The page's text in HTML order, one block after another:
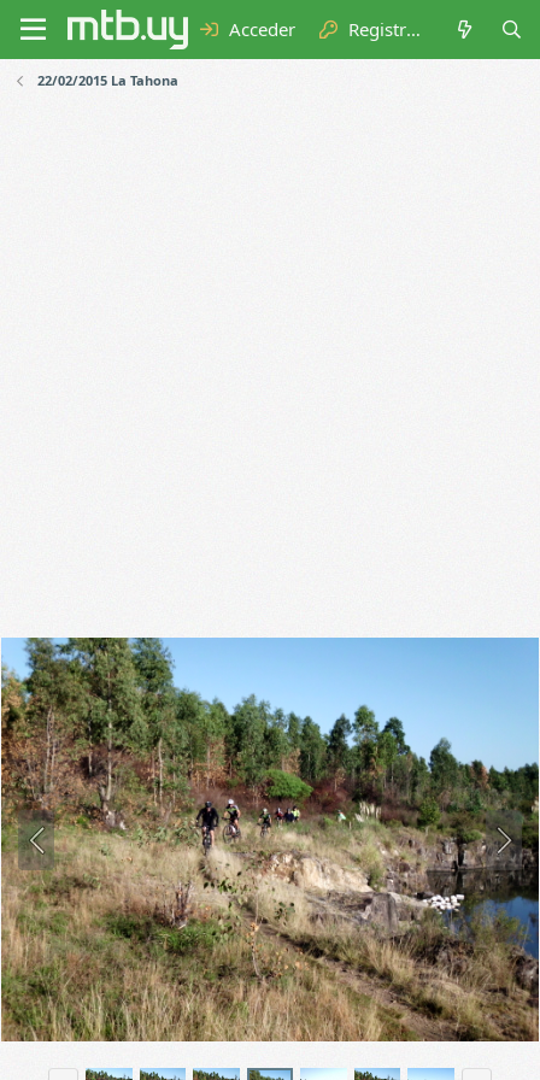
Acceder Registrarse
22/02/2015 La Tahona